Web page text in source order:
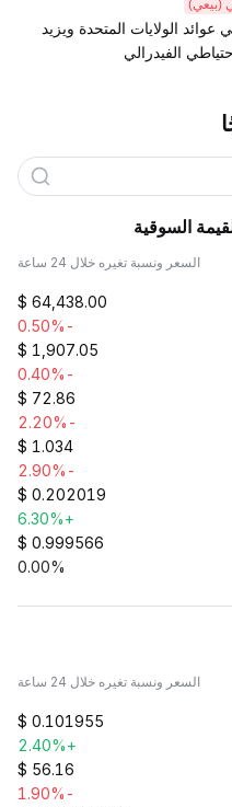
(بيعي)
الولايات المتحدة ويزيد
الفيدرالي
السوقية
السعر ونسبة تغيره خلال 24 ساعة
$ 64,438.00
-0.50%
$ 1,907.05
-0.40%
$ 72.86
-2.20%
$ 1.034
-2.90%
$ 0.202019
+6.30%
$ 0.999566
0.00%
السعر ونسبة تغيره خلال 24 ساعة
$ 0.101955
+2.40%
$ 56.16
-1.90%